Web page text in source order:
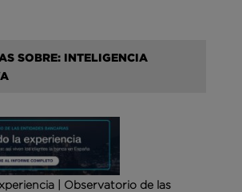
SOBRE: INTELIGENCIA
| Observatorio de las